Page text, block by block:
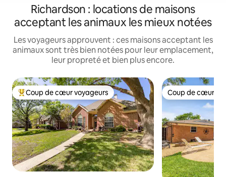
Richardson : locations de maisons
acceptant les animaux les mieux notées
Les voyageurs approuvent : ces maisons acceptant les
animaux sont très bien notées pour leur emplacement,
leur propreté et bien plus encore.
Coups de cœur voyageurs les plus appréciés
Coup de cœur voyageurs Coup de cœur
Coup de cœur